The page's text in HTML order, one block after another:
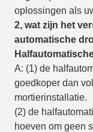
oplossingen als
2, wat zijn het
automatische
A: (1) de
goedkoper dan
mortierinstallatie.
(2) de
hoeven om geen